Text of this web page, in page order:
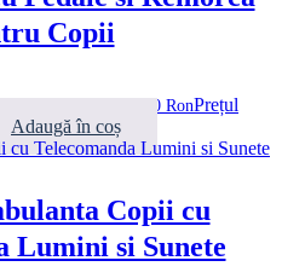
Copii
319,00 lei. 309,00 RonPrețul
Adaugă în coș
Copii cu
Lumini si Sunete